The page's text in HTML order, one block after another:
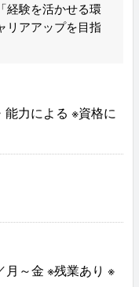
経験を活かせる環
リアアップを目指
力による ※資格に
～金 ※残業あり ※